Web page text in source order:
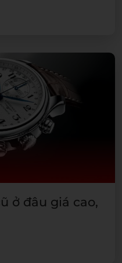
ở đâu giá cao,